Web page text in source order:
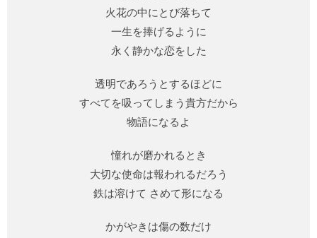
火花の中にとび落ちて
一生を捧げるように
永く静かな恋をした
透明であろうとするほどに
すべてを吸ってしまう貴方だから
物語になるよ
憧れが磨かれるとき
大切な使命は報われるだろう
鉄は溶けて さめて形になる
かがやきは傷の数だけ